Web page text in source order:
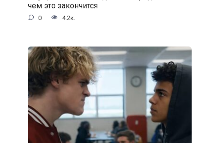
чем это закончится
0 4.2к.